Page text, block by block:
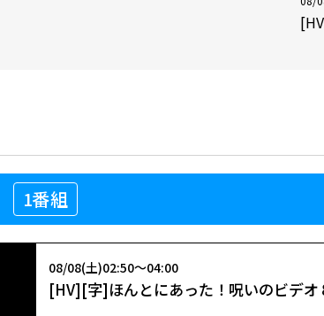
1番組
[HV][字]ほんとにあった！呪いのビデオ
08/08(土)02:50～04:00